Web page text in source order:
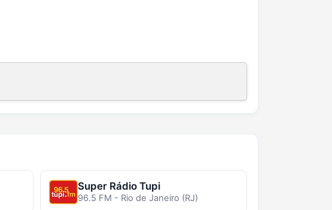
Super Rádio Tupi
96.5 FM - Rio de Janeiro (RJ)